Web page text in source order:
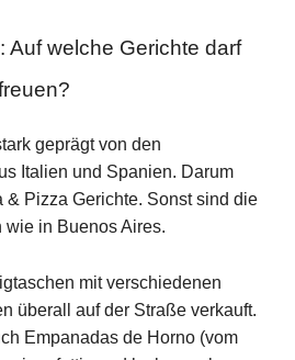
Auf welche Gerichte darf
geprägt von den
Italien und Spanien. Darum
& Pizza Gerichte. Sonst sind die
in Buenos Aires.
mit verschiedenen
überall auf der Straße verkauft.
Empanadas de Horno (vom